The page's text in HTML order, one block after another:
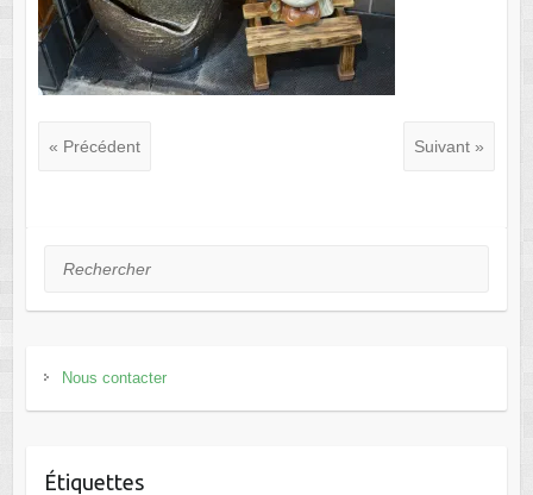
« Précédent Suivant »
Rechercher
Nous contacter
Étiquettes